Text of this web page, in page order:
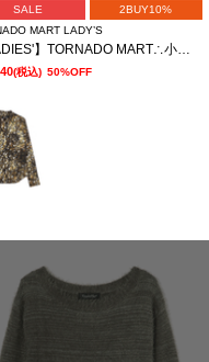
SALE
2BUY10%
MART LADY’S
【LADIES'】TORNADO MART∴小花ストレッチ プリントシャツ
(税込) 50%OFF